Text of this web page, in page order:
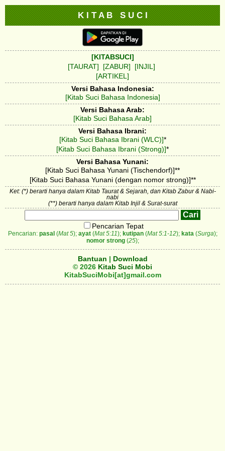
K I T A B S U C I
[KITABSUCI]
[TAURAT]
[ZABUR]
[INJIL]
[ARTIKEL]
Versi Bahasa Indonesia:
[Kitab Suci Bahasa Indonesia]
Versi Bahasa Arab:
[Kitab Suci Bahasa Arab]
Versi Bahasa Ibrani:
[Kitab Suci Bahasa Ibrani (WLC)]*
[Kitab Suci Bahasa Ibrani (Strong)]*
Versi Bahasa Yunani:
[Kitab Suci Bahasa Yunani (Tischendorf)]**
[Kitab Suci Bahasa Yunani (dengan nomor strong)]**
Ket: (*) berarti hanya dalam Kitab Taurat & Sejarah, dan Kitab Zabur & Nabi-
nabi
(**) berarti hanya dalam Kitab Injil & Surat-surat
Pencarian Tepat
Pencarian: pasal (Mat 5); ayat(Mat 5:11); kutipan(Mat 5:1-12); kata(Surga);
nomor strong(25);
Bantuan | Download
© 2026 Kitab Suci Mobi
KitabSuciMobi[at]gmail.com